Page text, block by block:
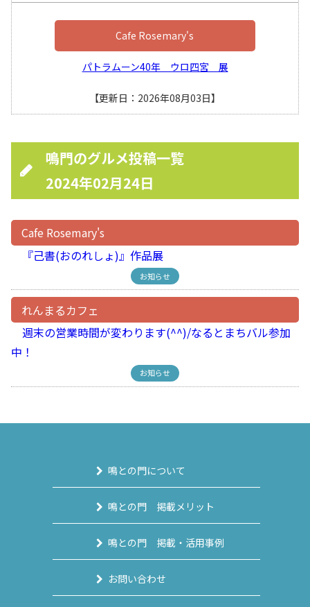
Cafe Rosemary's
パトラムーン40年 ウロ四宮 展
【更新日：2026年08月03日】
鳴門のグルメ投稿一覧
2024年02月24日
Cafe Rosemary's
『己書(おのれしょ)』作品展
お知らせ
れんまるカフェ
週末の営業時間が変わります(^^)/なるとまちバル参加
中！
お知らせ
鳴との門について
鳴との門 掲載メリット
鳴との門 掲載・活用事例
お問い合わせ